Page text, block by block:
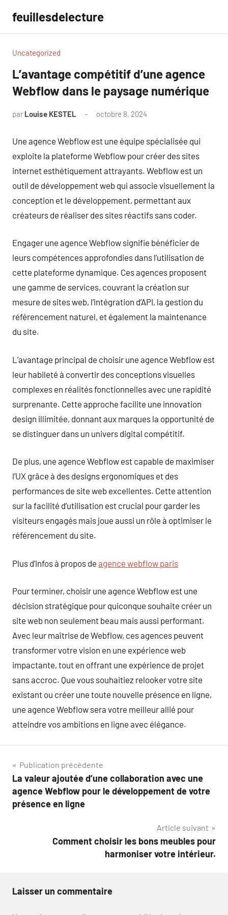
contenu
feuillesdelecture
Uncategorized
L’avantage compétitif d’une agence
Webflow dans le paysage numérique
par Louise KESTEL octobre 8, 2024
Une agence Webflow est une équipe spécialisée qui
exploite la plateforme Webflow pour créer des sites
internet esthétiquement attrayants. Webflow est un
outil de développement web qui associe visuellement la
conception et le développement, permettant aux
créateurs de réaliser des sites réactifs sans coder.
Engager une agence Webflow signifie bénéficier de
leurs compétences approfondies dans l’utilisation de
cette plateforme dynamique. Ces agences proposent
une gamme de services, couvrant la création sur
mesure de sites web, l’intégration d’API, la gestion du
référencement naturel, et également la maintenance
du site.
L’avantage principal de choisir une agence Webflow est
leur habileté à convertir des conceptions visuelles
complexes en réalités fonctionnelles avec une rapidité
surprenante. Cette approche facilite une innovation
design illimitée, donnant aux marques la opportunité de
se distinguer dans un univers digital compétitif.
De plus, une agence Webflow est capable de maximiser
l’UX grâce à des designs ergonomiques et des
performances de site web excellentes. Cette attention
sur la facilité d’utilisation est crucial pour garder les
visiteurs engagés mais joue aussi un rôle à optimiser le
référencement du site.
Plus d’infos à propos de agence webflow paris
Pour terminer, choisir une agence Webflow est une
décision stratégique pour quiconque souhaite créer un
site web non seulement beau mais aussi performant.
Avec leur maîtrise de Webflow, ces agences peuvent
transformer votre vision en une expérience web
impactante, tout en offrant une expérience de projet
sans accroc. Que vous souhaitiez relooker votre site
existant ou créer une toute nouvelle présence en ligne,
une agence Webflow sera votre meilleur allié pour
atteindre vos ambitions en ligne avec élégance.
Navigation
de
l’article
Publication précédente
La valeur ajoutée d’une collaboration avec une
agence Webflow pour le développement de votre
présence en ligne
Article suivant
Comment choisir les bons meubles pour
harmoniser votre intérieur.
Laisser un commentaire